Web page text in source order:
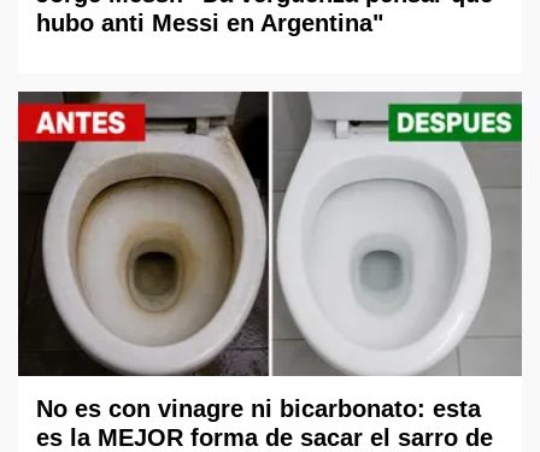
hubo anti Messi en Argentina"
No es con vinagre ni bicarbonato: esta
es la MEJOR forma de sacar el sarro de